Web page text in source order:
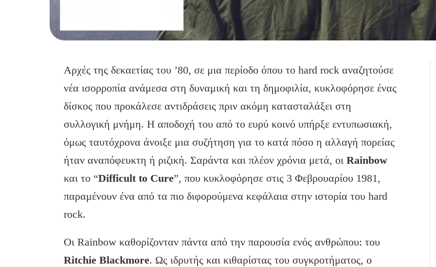
Αρχές της δεκαετίας του ’80, σε μια περίοδο όπου το hard rock αναζητούσε
νέα ισορροπία ανάμεσα στη δυναμική και τη δημοφιλία, κυκλοφόρησε ένας
δίσκος που προκάλεσε αντιδράσεις πριν ακόμη κατασταλάξει στη
συλλογική μνήμη. Η αποδοχή του από το ευρύ κοινό υπήρξε εντυπωσιακή,
όμως ταυτόχρονα άνοιξε μια συζήτηση για το κατά πόσο η αλλαγή πορείας
ήταν αναπόφευκτη ή ριζική. Σαράντα και πλέον χρόνια μετά, οιRainbow
και το “Difficult to Cure”, που κυκλοφόρησε στις 3 Φεβρουαρίου 1981,
παραμένουν ένα από τα πιο διφορούμενα κεφάλαια στην ιστορία του hard
rock.
Οι Rainbow καθορίζονταν πάντα από την παρουσία ενός ανθρώπου: του
Ritchie Blackmore. Ως ιδρυτής και κιθαρίστας του συγκροτήματος, ο